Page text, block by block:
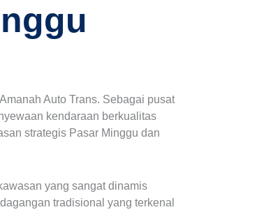
Auto Trans. Sebagai pusat
kendaraan berkualitas
strategis Pasar Minggu dan
yang sangat dinamis
tradisional yang terkenal